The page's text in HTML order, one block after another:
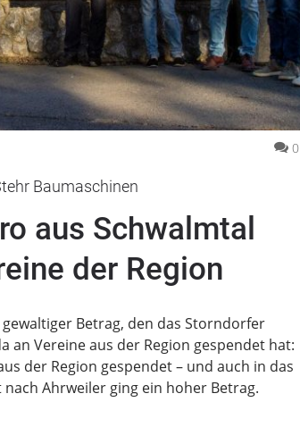
0
Baumaschinen
aus Schwalmtal
der Region
gewaltiger Betrag, den das Storndorfer
an Vereine aus der Region gespendet hat:
der Region gespendet – und auch in das
Ahrweiler ging ein hoher Betrag.